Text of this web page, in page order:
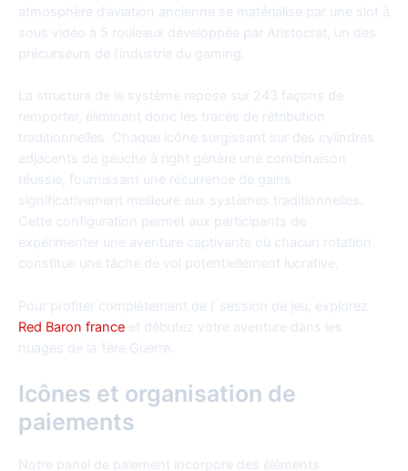
atmosphère d’aviation ancienne se matérialise par une slot à
sous vidéo à 5 rouleaux développée par Aristocrat, un des
précurseurs de l’industrie du gaming.
La structure de le système repose sur 243 façons de
remporter, éliminant donc les tracés de rétribution
traditionnelles. Chaque icône surgissant sur des cylindres
adjacents de gauche à right génère une combinaison
réussie, fournissant une récurrence de gains
significativement meilleure aux systèmes traditionnelles.
Cette configuration permet aux participants de
expérimenter une aventure captivante où chacun rotation
constitue une tâche de vol potentiellement lucrative.
Pour profiter complètement de l’ session de jeu, explorez
Red Baron france et débutez votre aventure dans les
nuages de la 1ère Guerre.
Icônes et organisation de
paiements
Notre panel de paiement incorpore des éléments